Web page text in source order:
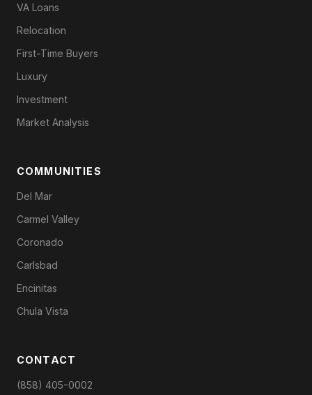
VA Loans
Relocation
First-Time Buyers
Luxury
Investment
Market Analysis
COMMUNITIES
Del Mar
Carmel Valley
Coronado
Carlsbad
Encinitas
Chula Vista
CONTACT
(858) 405-0002